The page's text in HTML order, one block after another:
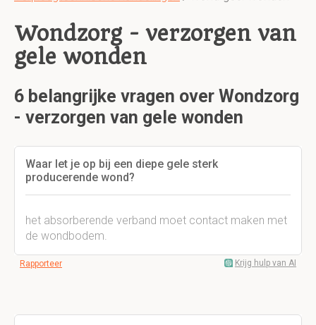
Wondzorg - verzorgen van
gele wonden
6 belangrijke vragen over Wondzorg
- verzorgen van gele wonden
Waar let je op bij een diepe gele sterk
producerende wond?
het absorberende verband moet contact maken met
de wondbodem.
Rapporteer Krijg hulp van AI